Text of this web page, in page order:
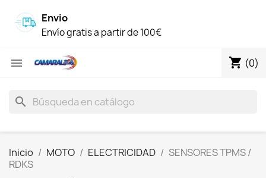
Envio
Envío gratis a partir de 100€
 shopping_cart (0)
search
Inicio MOTO ELECTRICIDAD
SENSORES TPMS /
RDKS